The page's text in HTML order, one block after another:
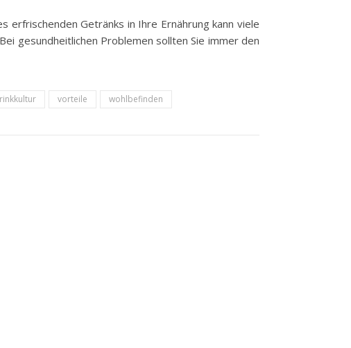
Getränks in Ihre Ernährung kann viele
gesundheitlichen Problemen sollten Sie immer den
vorteile wohlbefinden